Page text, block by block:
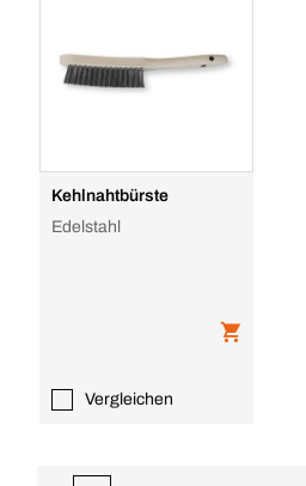
Kehlnahtbürste
Edelstahl
Vergleichen